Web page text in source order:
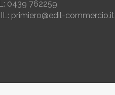
0439 762259
primiero@edil-commercio.it